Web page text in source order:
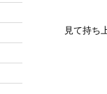
見て持ち
「お